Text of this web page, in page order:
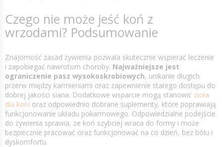
Czego nie może jeść koń z
wrzodami? Podsumowanie
Znajomość zasad żywienia pozwala skutecznie wspierać leczenie
i zapobiegać nawrotom choroby. Najważniejsze jest
ograniczenie pasz wysokoskrobiowych, unikanie długich
przerw między karmieniami oraz zapewnienie stałego dostępu do
dobrej jakości siana. Dodatkowe wsparcie mogą stanowić zioła
dla koni oraz odpowiednio dobrane suplementy, które poprawiają
funkcjonowanie układu pokarmowego. Odpowiedzialne podejście
do żywienia sprawia, że koń szybciej wraca do formy i może
bezpiecznie pracować oraz funkcjonować na co dzień, bez bólu i
dyskomfortu.